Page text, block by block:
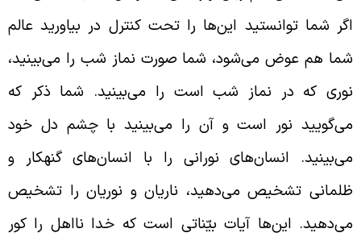
شما توانستید این‌ها را تحت کنترل در بیاورید عالم
هم عوض می‌شود، شما صورت نماز شب را می‌بینید،
که در نماز شب است را می‌بینید. شما ذکر که
نور است و آن را می‌بینید با چشم دل خود
انسان‌های نورانی را با انسان‌های گنهکار و
تشخیص می‌دهید، ناریان و نوریان را تشخیص
این‌ها آیات بیّناتی است که خدا نااهل را کور